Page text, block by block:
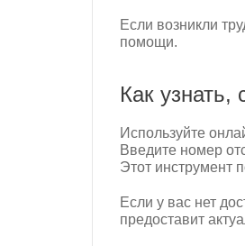
Если возникли
помощи.
Как узнать,
Используйте
Введите номер
Этот инструмент
Если у вас нет
предоставит